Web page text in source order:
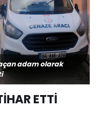
adam olarak
ETTİ